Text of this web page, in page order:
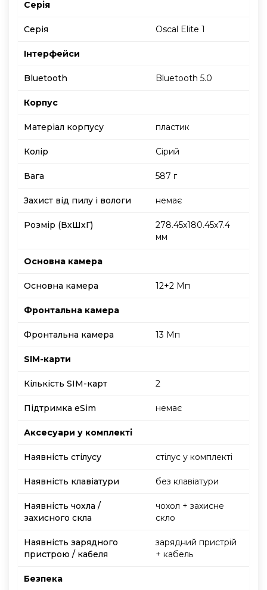
Серія
Серія Oscal Elite 1
Інтерфейси
Bluetooth Bluetooth 5.0
Корпус
Матеріал корпусу пластик
Колір Сірий
Вага 587 г
Захист від пилу і вологи немає
Розмір (ВхШхГ)
278.45х180.45х7.4
мм
Основна камера
Основна камера 12+2 Мп
Фронтальна камера
Фронтальна камера 13 Мп
SIM-карти
Кількість SIM-карт 2
Підтримка еSim немає
Аксесуари у комплекті
Наявність стілусу стілус у комплекті
Наявність клавіатури без клавіатури
Наявність чохла /
захисного скла
чохол + захисне
скло
Наявність зарядного
пристрою / кабеля
зарядний пристрій
+ кабель
Безпека